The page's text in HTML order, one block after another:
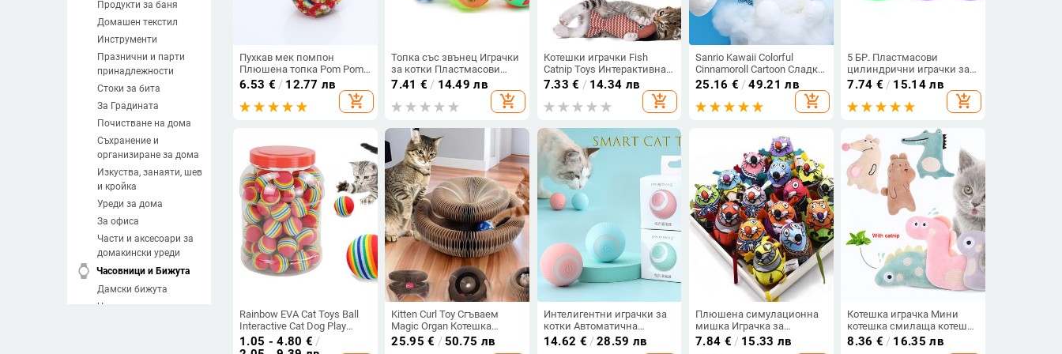
Продукти за баня
Домашен текстил
Инструменти
Празнични и парти
принадлежности
Стоки за бита
За Градината
Почистване на дома
Съхранение и
организиране за дома
Изкуства, занаяти, шев
и кройка
Уреди за дома
За офиса
Части и аксесоари за
домакински уреди
watch
Часовници и Бижута
Дамски бижута
Часовници
Пухкав мек помпон
Плюшена топка Pom Poms
5 см Pompones
Интерактивни плюшени
домашни котки Играчка за
6.53 € / 12.77 лв
add_shopping_cart
Топка със звънец Играчки
за котки Пластмасови
дрънкалки Игра Дъвкалка
Дрънкалка Топки за
надраскване
Интерактивни играчки за
обучение на котки
Доставки за домашни
котки
7.41 € / 14.49 лв
add_shopping_cart
Котешки играчки Fish
Catnip Toys Интерактивна
котешка играчка Cat Chew
Toy Cat Pillow Toys Kitten
Exercise Kicker Toys for
7.33 € / 14.34 лв
add_shopping_cart
Sanrio Kawaii Colorful
Cinnamoroll Cartoon Сладки
плюшени играчки По-
плюшена мека
възглавница Подарък за
рожден ден Плюшени
25.16 € /49.21 лв
add_shopping_cart
5 БР. Пластмасови
цилиндрични играчки за
котки за домашни
любимци с малка
камбанка Цветна играчка
за домашни любимци за
7.74 € / 15.14 лв
add_shopping_cart
Rainbow EVA Cat Toys Ball
Interactive Cat Dog Play
Дъвчаща дрънкалка
Scratch EVA Ball Training
1.05 - 4.80 € /
Kitten Curl Toy Сгъваем
Magic Organ Котешка
дъска за драскане
Устойчив рециклируем
25.95 € /50.75 лв
Интелигентни играчки за
котки Автоматична
търкаляща се топка
Електрически играчки за
14.62 € /28.59 лв
Плюшена симулационна
мишка Играчка за
домашни любимци
Котешка билка Мишки
7.84 € / 15.33 лв
Котешка играчка Мини
котешка смилаща котешка
билка Играчки Забавни
интерактивни плюшени
8.36 € / 16.35 лв